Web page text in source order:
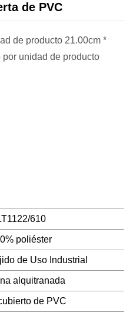
de PVC
de producto 21.00cm *
por unidad de producto
610
poliéster
de Uso Industrial
alquitranada
de PVC